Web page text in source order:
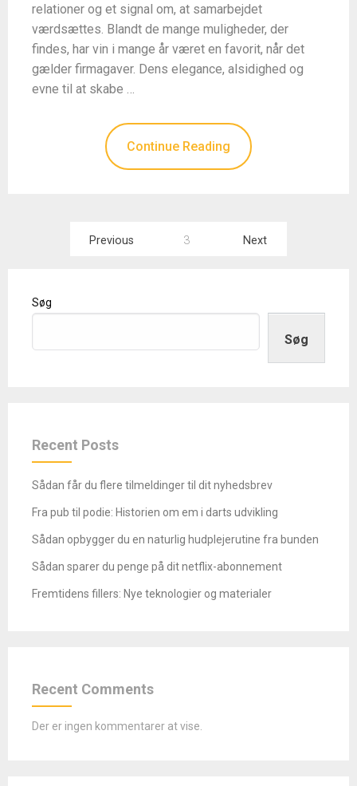
relationer og et signal om, at samarbejdet
værdsættes. Blandt de mange muligheder, der
findes, har vin i mange år været en favorit, når det
gælder firmagaver. Dens elegance, alsidighed og
evne til at skabe …
Continue Reading
Indlægsinddeling
Previous 3 Next
Søg
Søg
Recent Posts
Sådan får du flere tilmeldinger til dit nyhedsbrev
Fra pub til podie: Historien om em i darts udvikling
Sådan opbygger du en naturlig hudplejerutine fra bunden
Sådan sparer du penge på dit netflix-abonnement
Fremtidens fillers: Nye teknologier og materialer
Recent Comments
Der er ingen kommentarer at vise.